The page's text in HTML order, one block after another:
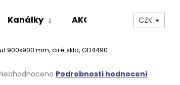
Kanálky AKCE % Výprodej
CZK
900x900 mm, čiré sklo, GD4490
Podrobnosti hodnocení